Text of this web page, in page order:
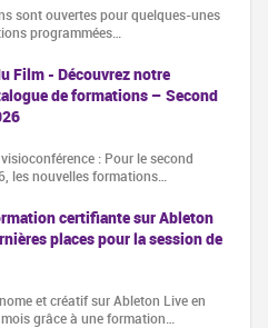
sont ouvertes pour quelques-unes
programmées…
Film - Découvrez notre
de formations – Second
: Pour le second
les nouvelles formations…
certifiante sur Ableton
places pour la session de
et créatif sur Ableton Live en
grâce à une formation…